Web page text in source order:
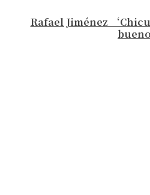
Rafael Jiménez
bueno